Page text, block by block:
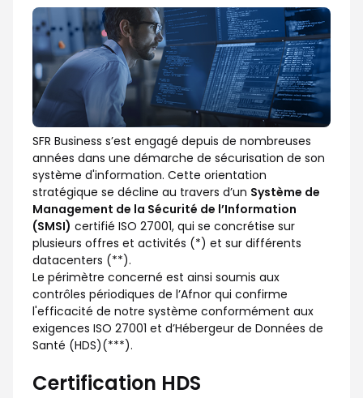
SFR Business s’est engagé depuis de nombreuses
années dans une démarche de sécurisation de son
système d'information. Cette orientation
stratégique se décline au travers d’un Système de
Management de la Sécurité de l’Information
(SMSI) certifié ISO 27001, qui se concrétise sur
plusieurs offres et activités (*) et sur différents
datacenters (**).
Le périmètre concerné est ainsi soumis aux
contrôles périodiques de l’Afnor qui confirme
l'efficacité de notre système conformément aux
exigences ISO 27001 et d’Hébergeur de Données de
Santé (HDS)(***).
Certification HDS